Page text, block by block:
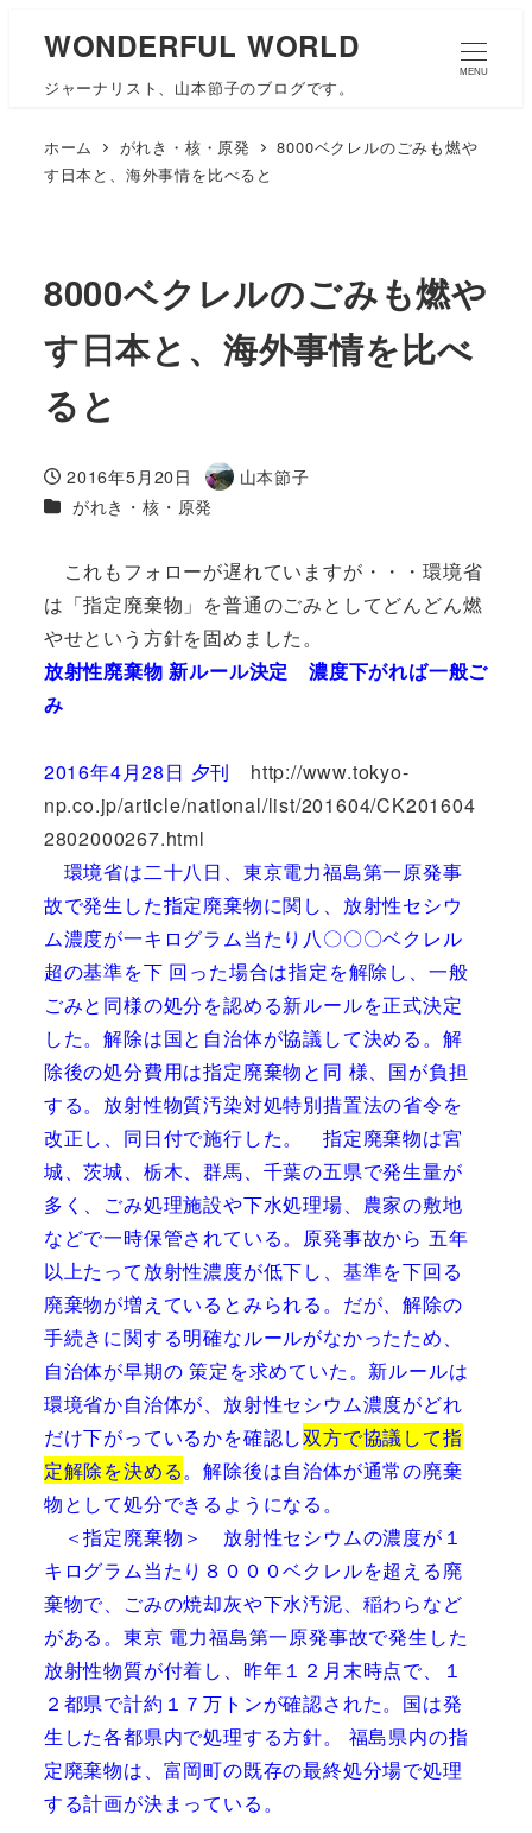
WONDERFUL WORLD
ジャーナリスト、山本節子のブログです。
MENU
ホーム がれき・核・原発
8000ベクレルのごみも燃や
す日本と、海外事情を比べると
8000ベクレルのごみも燃や
す日本と、海外事情を比べ
ると
投稿日
2016年5月20日
著
者
山本節子
カテゴリー
がれき・核・原発
これもフォローが遅れていますが・・・環境省
は「指定廃棄物」を普通のごみとしてどんどん燃
やせという方針を固めました。
放射性廃棄物 新ルール決定 濃度下がれば一般ご
み
2016年4月28日 夕刊 http://www.tokyo-
np.co.jp/article/national/list/201604/CK201604
2802000267.html
環境省は二十八日、東京電力福島第一原発事
故で発生した指定廃棄物に関し、放射性セシウ
ム濃度が一キログラム当たり八〇〇〇ベクレル
超の基準を下 回った場合は指定を解除し、一般
ごみと同様の処分を認める新ルールを正式決定
した。解除は国と自治体が協議して決める。解
除後の処分費用は指定廃棄物と同 様、国が負担
する。放射性物質汚染対処特別措置法の省令を
改正し、同日付で施行した。 指定廃棄物は宮
城、茨城、栃木、群馬、千葉の五県で発生量が
多く、ごみ処理施設や下水処理場、農家の敷地
などで一時保管されている。原発事故から 五年
以上たって放射性濃度が低下し、基準を下回る
廃棄物が増えているとみられる。だが、解除の
手続きに関する明確なルールがなかったため、
自治体が早期の 策定を求めていた。新ルールは
環境省か自治体が、放射性セシウム濃度がどれ
だけ下がっているかを確認し双方で協議して指
定解除を決める。解除後は自治体が通常の廃棄
物として処分できるようになる。
＜指定廃棄物＞ 放射性セシウムの濃度が１
キログラム当たり８０００ベクレルを超える廃
棄物で、ごみの焼却灰や下水汚泥、稲わらなど
がある。東京 電力福島第一原発事故で発生した
放射性物質が付着し、昨年１２月末時点で、１
２都県で計約１７万トンが確認された。国は発
生した各都県内で処理する方針。 福島県内の指
定廃棄物は、富岡町の既存の最終処分場で処理
する計画が決まっている。